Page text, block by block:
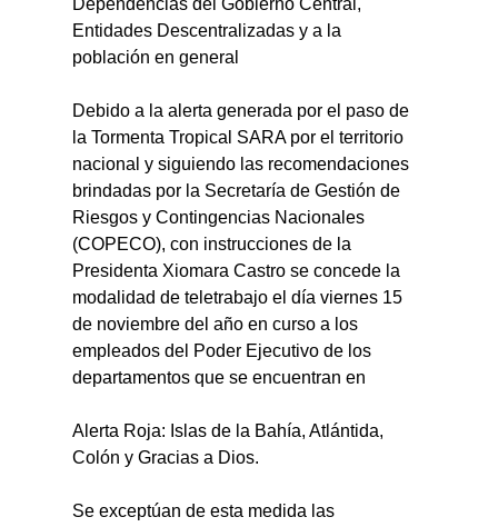
Dependencias del Gobierno Central,
Entidades Descentralizadas y a la
población en general
Debido a la alerta generada por el paso de
la Tormenta Tropical SARA por el territorio
nacional y siguiendo las recomendaciones
brindadas por la Secretaría de Gestión de
Riesgos y Contingencias Nacionales
(COPECO), con instrucciones de la
Presidenta Xiomara Castro se concede la
modalidad de teletrabajo el día viernes 15
de noviembre del año en curso a los
empleados del Poder Ejecutivo de los
departamentos que se encuentran en
Alerta Roja: Islas de la Bahía, Atlántida,
Colón y Gracias a Dios.
Se exceptúan de esta medida las